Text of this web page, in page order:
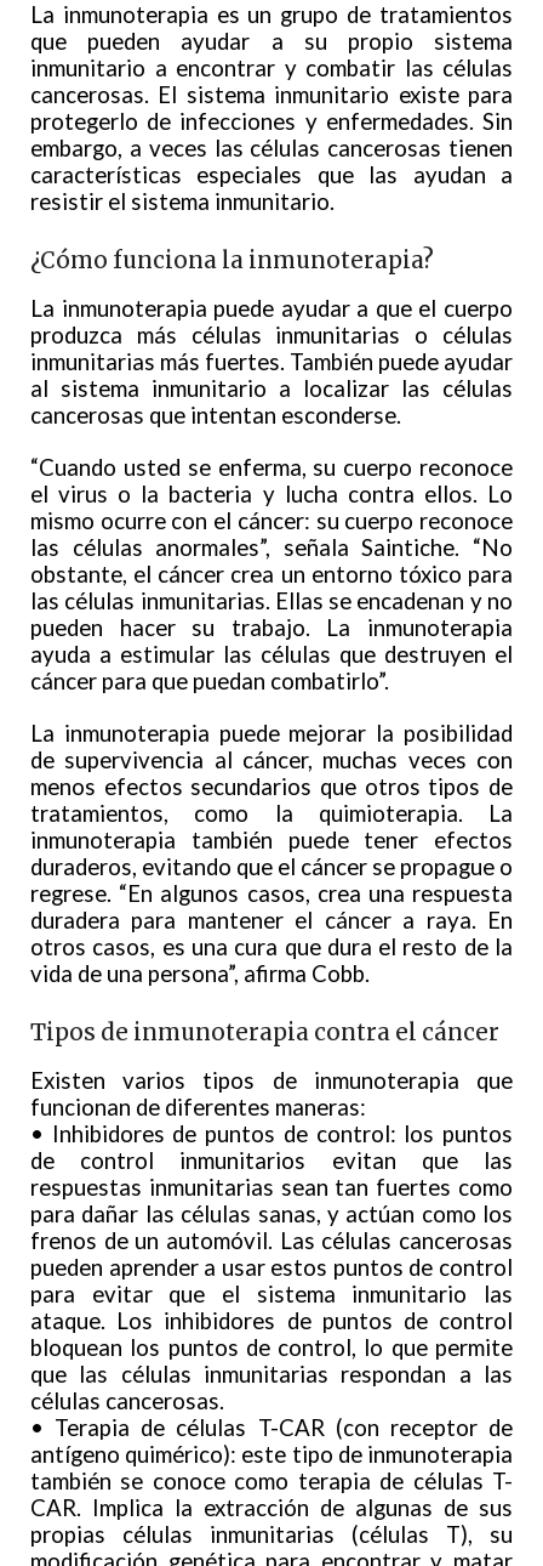
La inmunoterapia es un grupo de tratamientos
que pueden ayudar a su propio sistema
inmunitario a encontrar y combatir las células
cancerosas. El sistema inmunitario existe para
protegerlo de infecciones y enfermedades. Sin
embargo, a veces las células cancerosas tienen
características especiales que las ayudan a
resistir el sistema inmunitario.
¿Cómo funciona la inmunoterapia?
La inmunoterapia puede ayudar a que el cuerpo
produzca más células inmunitarias o células
inmunitarias más fuertes. También puede ayudar
al sistema inmunitario a localizar las células
cancerosas que intentan esconderse.
“Cuando usted se enferma, su cuerpo reconoce
el virus o la bacteria y lucha contra ellos. Lo
mismo ocurre con el cáncer: su cuerpo reconoce
las células anormales”, señala Saintiche. “No
obstante, el cáncer crea un entorno tóxico para
las células inmunitarias. Ellas se encadenan y no
pueden hacer su trabajo. La inmunoterapia
ayuda a estimular las células que destruyen el
cáncer para que puedan combatirlo”.
La inmunoterapia puede mejorar la posibilidad
de supervivencia al cáncer, muchas veces con
menos efectos secundarios que otros tipos de
tratamientos, como la quimioterapia. La
inmunoterapia también puede tener efectos
duraderos, evitando que el cáncer se propague o
regrese. “En algunos casos, crea una respuesta
duradera para mantener el cáncer a raya. En
otros casos, es una cura que dura el resto de la
vida de una persona”, afirma Cobb.
Tipos de inmunoterapia contra el cáncer
Existen varios tipos de inmunoterapia que
funcionan de diferentes maneras:
• Inhibidores de puntos de control: los puntos
de control inmunitarios evitan que las
respuestas inmunitarias sean tan fuertes como
para dañar las células sanas, y actúan como los
frenos de un automóvil. Las células cancerosas
pueden aprender a usar estos puntos de control
para evitar que el sistema inmunitario las
ataque. Los inhibidores de puntos de control
bloquean los puntos de control, lo que permite
que las células inmunitarias respondan a las
células cancerosas.
• Terapia de células T-CAR (con receptor de
antígeno quimérico): este tipo de inmunoterapia
también se conoce como terapia de células T-
CAR. Implica la extracción de algunas de sus
propias células inmunitarias (células T), su